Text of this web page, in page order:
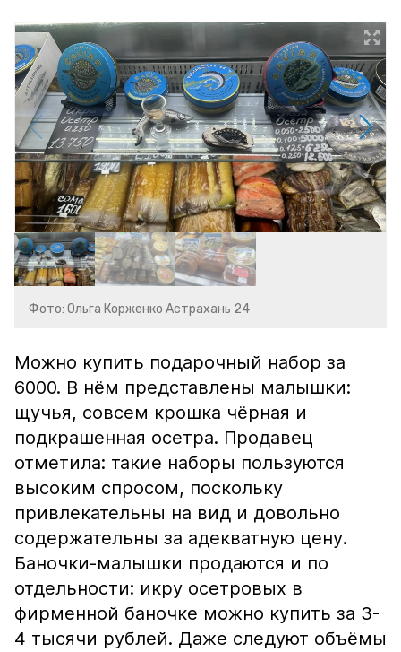
Фото: Ольга Корженко Астрахань 24
Можно купить подарочный набор за
6000. В нём представлены малышки:
щучья, совсем крошка чёрная и
подкрашенная осетра. Продавец
отметила: такие наборы пользуются
высоким спросом, поскольку
привлекательны на вид и довольно
содержательны за адекватную цену.
Баночки-малышки продаются и по
отдельности: икру осетровых в
фирменной баночке можно купить за 3-
4 тысячи рублей. Даже следуют объёмы